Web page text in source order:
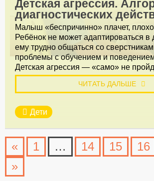
Детская агрессия.
диагностических
Малыш «беспричинно» плачет, плохо
Ребёнок не может адаптироваться в
ему трудно общаться со
проблемы с обучением и
Детская агрессия — «само» не
ЧИТАТЬ ДАЛЬШЕ
Дети
« 1 … 14 15 16
»